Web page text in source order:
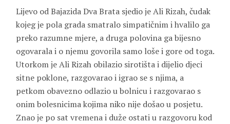
Lijevo od Bajazida Dva Brata sjedio je Ali Rizah, čudak
kojeg je pola grada smatralo simpatičnim i hvalilo ga
preko razumne mjere, a druga polovina ga bijesno
ogovarala i o njemu govorila samo loše i gore od toga.
Utorkom je Ali Rizah obilazio sirotišta i dijelio djeci
sitne poklone, razgovarao i igrao se s njima, a
petkom obavezno odlazio u bolnicu i razgovarao s
onim bolesnicima kojima niko nije došao u posjetu.
Znao je po sat vremena i duže ostati u razgovoru kod